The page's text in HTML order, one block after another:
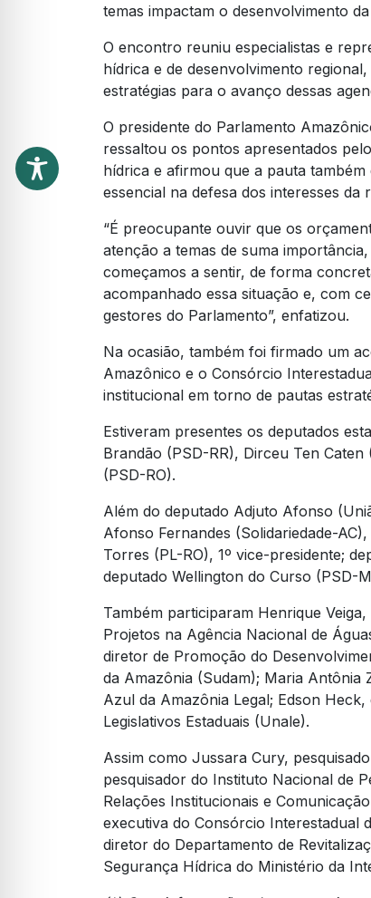
temas impactam o desenvolvimento
O encontro reuniu especialistas e
hídrica e de desenvolvimento
estratégias para o avanço dessas
O presidente do Parlamento
ressaltou os pontos apresentados
hídrica e afirmou que a pauta
essencial na defesa dos interesses da
“É preocupante ouvir que os
atenção a temas de suma
começamos a sentir, de forma
acompanhado essa situação e, com
gestores do Parlamento”, enfatizou.
Na ocasião, também foi firmado um
Amazônico e o Consórcio
institucional em torno de pautas
Estiveram presentes os deputados
Brandão (PSD-RR), Dirceu Ten
(PSD-RO).
Além do deputado Adjuto Afonso
Afonso Fernandes (Solidariedade-
Torres (PL-RO), 1º vice-presidente;
deputado Wellington do Curso (PSD-
Também participaram Henrique
Projetos na Agência Nacional de
diretor de Promoção do
da Amazônia (Sudam); Maria
Azul da Amazônia Legal; Edson
Legislativos Estaduais (Unale).
Assim como Jussara Cury,
pesquisador do Instituto Nacional de
Relações Institucionais e
executiva do Consórcio Interestadual
diretor do Departamento de
Segurança Hídrica do Ministério da